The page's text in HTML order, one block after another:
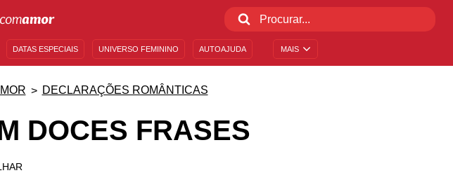
MAIS
DATAS ESPECIAIS UNIVERSO FEMININO AUTOAJUDA
DECLARAÇÕES ROMÂNTICAS
DOCES FRASES